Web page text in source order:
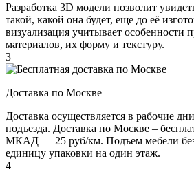
Разработка 3D модели позволит
такой, какой она будет, еще до её
визуализация учитывает особенности
материалов, их форму и текстуру.
3
Доставка по Москве
Доставка осуществляется в рабочие
подъезда. Доставка по Москве –
МКАД — 25 руб/км. Подъем мебели
единицу упаковки на один этаж.
4